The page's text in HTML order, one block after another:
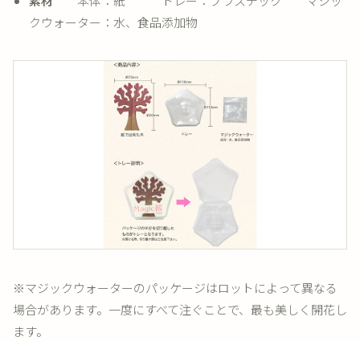
クウォーター：水、食品添加物
※マジックウォーターのパッケージはロットによって異なる
場合があります。一度にすべて注ぐことで、最も美しく開花し
ます。